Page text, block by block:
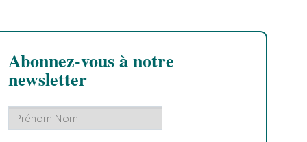
Abonnez-vous à notre
newsletter